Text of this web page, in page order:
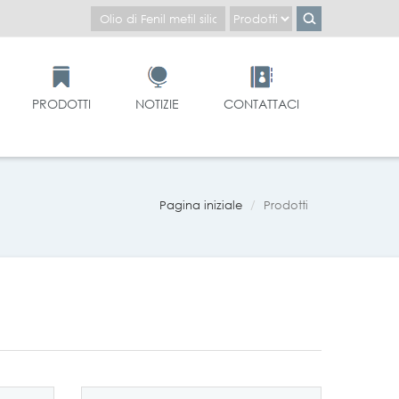
PRODOTTI NOTIZIE CONTATTACI
Pagina iniziale Prodotti